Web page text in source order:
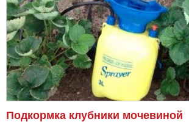
Подкормка клубники мочевиной